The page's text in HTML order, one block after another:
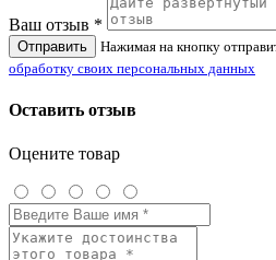
Ваш отзыв *
Отправить
Нажимая на кнопку
обработку своих персональных данных
Оставить отзыв
Оцените товар